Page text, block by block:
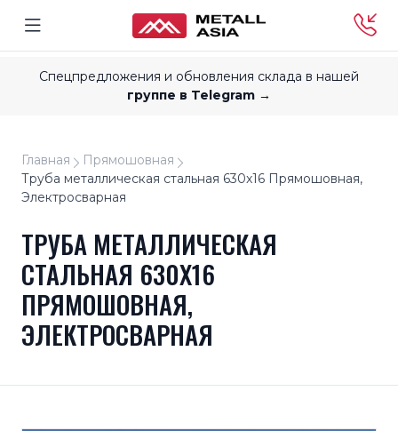
Спецпредложения и обновления склада в нашей
группе в Telegram →
Главная
Прямошовная
Труба металлическая стальная 630x16 Прямошовная,
Электросварная
ТРУБА МЕТАЛЛИЧЕСКАЯ
СТАЛЬНАЯ 630X16
ПРЯМОШОВНАЯ,
ЭЛЕКТРОСВАРНАЯ